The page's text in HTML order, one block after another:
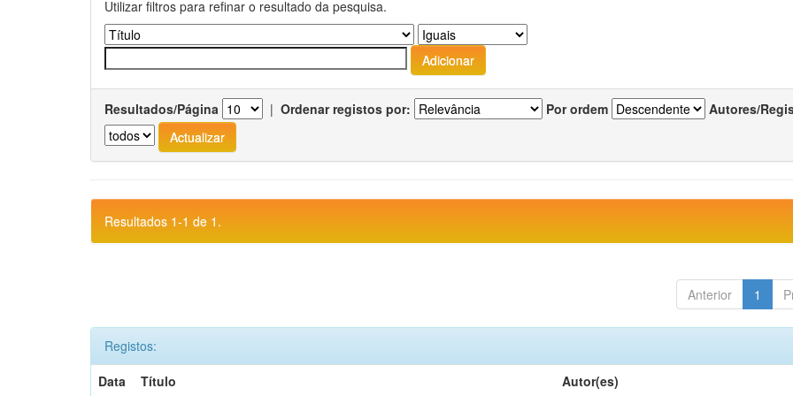
Utilizar filtros para refinar o resultado da pesquisa.
Resultados/Página | Ordenar registos por: Por ordem Autores/
Resultados 1-1 de 1.
Anterior 1
Registos:
Data
Título Autor(es)